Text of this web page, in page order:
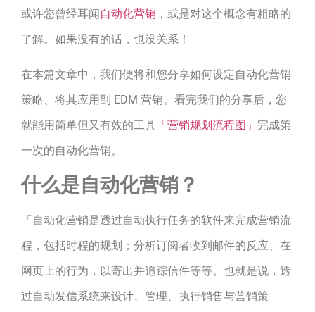
或许您曾经耳闻自动化营销 ，或是对这个概念有粗略的
了解。如果没有的话，也没关系！
在本篇文章中，我们便将和您分享如何设定自动化营销
策略、将其应用到 EDM 营销。看完我们的分享后，您
就能用简单但又有效的工具 「营销规划流程图」 完成第
一次的自动化营销。
什么是自动化营销？
「自动化营销是透过自动执行任务的软件来完成营销流
程，包括时程的规划；分析订阅者收到邮件的反应、在
网页上的行为，以寄出并追踪信件等等。也就是说，透
过自动发信系统来设计、管理、执行销售与营销策